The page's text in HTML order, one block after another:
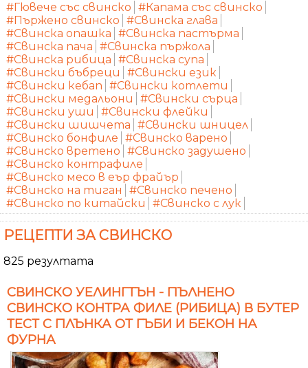
#Гювече със свинско #Капама със свинско
#Пържено свинско #Свинска глава
#Свинска опашка #Свинска пастърма
#Свинска пача #Свинска пържола
#Свинска рибица #Свинска супа
#Свински бъбреци
#Свински език
#Свински кебап #Свински котлети
#Свински медальони
#Свински сърца
#Свински уши
#Свински флейки
#Свински шишчета #Свински шницел
#Свинско бонфиле #Свинско варено
#Свинско вретено #Свинско задушено
#Свинско контрафиле
#Свинско месо в еър фрайър
#Свинско на тиган
#Свинско печено
#Свинско по китайски
#Свинско с лук
РЕЦЕПТИ ЗА СВИНСКО
825 резултата
СВИНСКО УЕЛИНГТЪН - ПЪЛНЕНО
СВИНСКО КОНТРА ФИЛЕ (РИБИЦА) В БУТЕР
ТЕСТ С ПЛЪНКА ОТ ГЪБИ И БЕКОН НА
ФУРНА